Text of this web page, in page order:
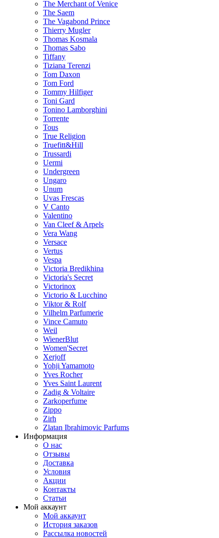
The Merchant of Venice
The Saem
The Vagabond Prince
Thierry Mugler
Thomas Kosmala
Thomas Sabo
Tiffany
Tiziana Terenzi
Tom Daxon
Tom Ford
Tommy Hilfiger
Toni Gard
Tonino Lamborghini
Torrente
Tous
True Religion
Truefitt&Hill
Trussardi
Uermi
Undergreen
Ungaro
Unum
Uvas Frescas
V Canto
Valentino
Van Cleef & Arpels
Vera Wang
Versace
Vertus
Vespa
Victoria Bredikhina
Victoria's Secret
Victorinox
Victorio & Lucchino
Viktor & Rolf
Vilhelm Parfumerie
Vince Camuto
Weil
WienerBlut
Women'Secret
Xerjoff
Yohji Yamamoto
Yves Rocher
Yves Saint Laurent
Zadig & Voltaire
Zarkoperfume
Zippo
Zirh
Zlatan Ibrahimovic Parfums
Информация
О нас
Отзывы
Доставка
Условия
Aкции
Контакты
Статьи
Мой аккаунт
Мой аккаунт
История заказов
Рассылка новостей